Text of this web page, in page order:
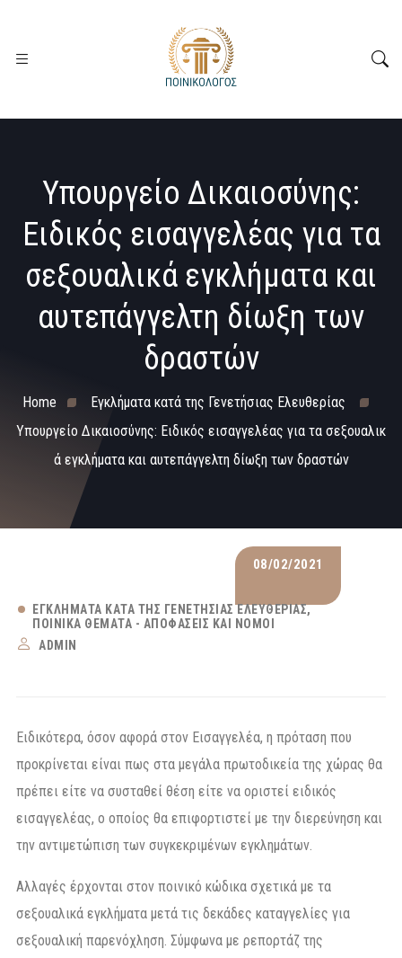
Υπουργείο Δικαιοσύνης:
Ειδικός εισαγγελέας για τα
σεξουαλικά εγκλήματα και
αυτεπάγγελτη δίωξη των
δραστών
Home
Εγκλήματα κατά της Γενετήσιας Ελευθερίας
Υπουργείο Δικαιοσύνης: Ειδικός εισαγγελέας για τα σεξουαλικ
ά εγκλήματα και αυτεπάγγελτη δίωξη των δραστών
08/02/2021
ΕΓΚΛΉΜΑΤΑ ΚΑΤΆ ΤΗΣ ΓΕΝΕΤΉΣΙΑΣ ΕΛΕΥΘΕΡΊΑΣ
ΠΟΙΝΙΚΆ ΘΈΜΑΤΑ - ΑΠΟΦΆΣΕΙΣ ΚΑΙ ΝΌΜΟΙ
ADMIN
Ειδικότερα, όσον αφορά στον Εισαγγελέα, η πρόταση που
προκρίνεται είναι πως στα μεγάλα πρωτοδικεία της χώρας θα
πρέπει είτε να συσταθεί θέση είτε να οριστεί ειδικός
εισαγγελέας, ο οποίος θα επιφορτιστεί με την διερεύνηση και
την αντιμετώπιση των συγκεκριμένων εγκλημάτων.
Αλλαγές έρχονται στον ποινικό κώδικα σχετικά με τα
σεξουαλικά εγκλήματα μετά τις δεκάδες καταγγελίες για
σεξουαλική παρενόχληση. Σύμφωνα με ρεπορτάζ της